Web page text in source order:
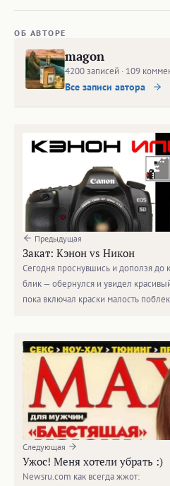
ОБ АВТОРЕ
magon
4200 записей · 109
Все записи автора
Предыдущая
Закат: Кэнон vs Никон
Сегодня проснувшись и доползя до
блик — обернулся и увидел
пока включал краски малость
Следующая
Ужос! Меня хотели убрать :)
Newsru.com как всегда жжот: